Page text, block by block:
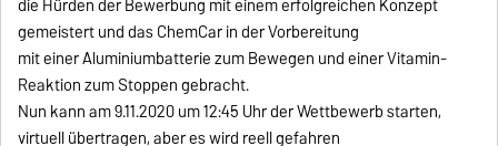
gemeistert und das ChemCar in der Vorbereitung
mit einer Aluminiumbatterie zum Bewegen und einer Vitamin-
Reaktion zum Stoppen gebracht.
Nun kann am 9.11.2020 um 12:45 Uhr der Wettbewerb starten,
virtuell übertragen, aber es wird reell gefahren